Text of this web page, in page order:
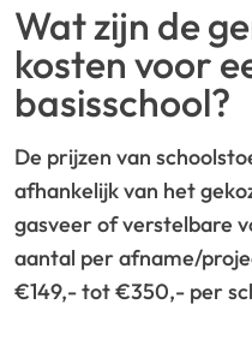
Wat zijn de
kosten voor
basisschool?
De prijzen van
afhankelijk van het
gasveer of verstelbare
aantal per afname/
€149,- tot €350,- per